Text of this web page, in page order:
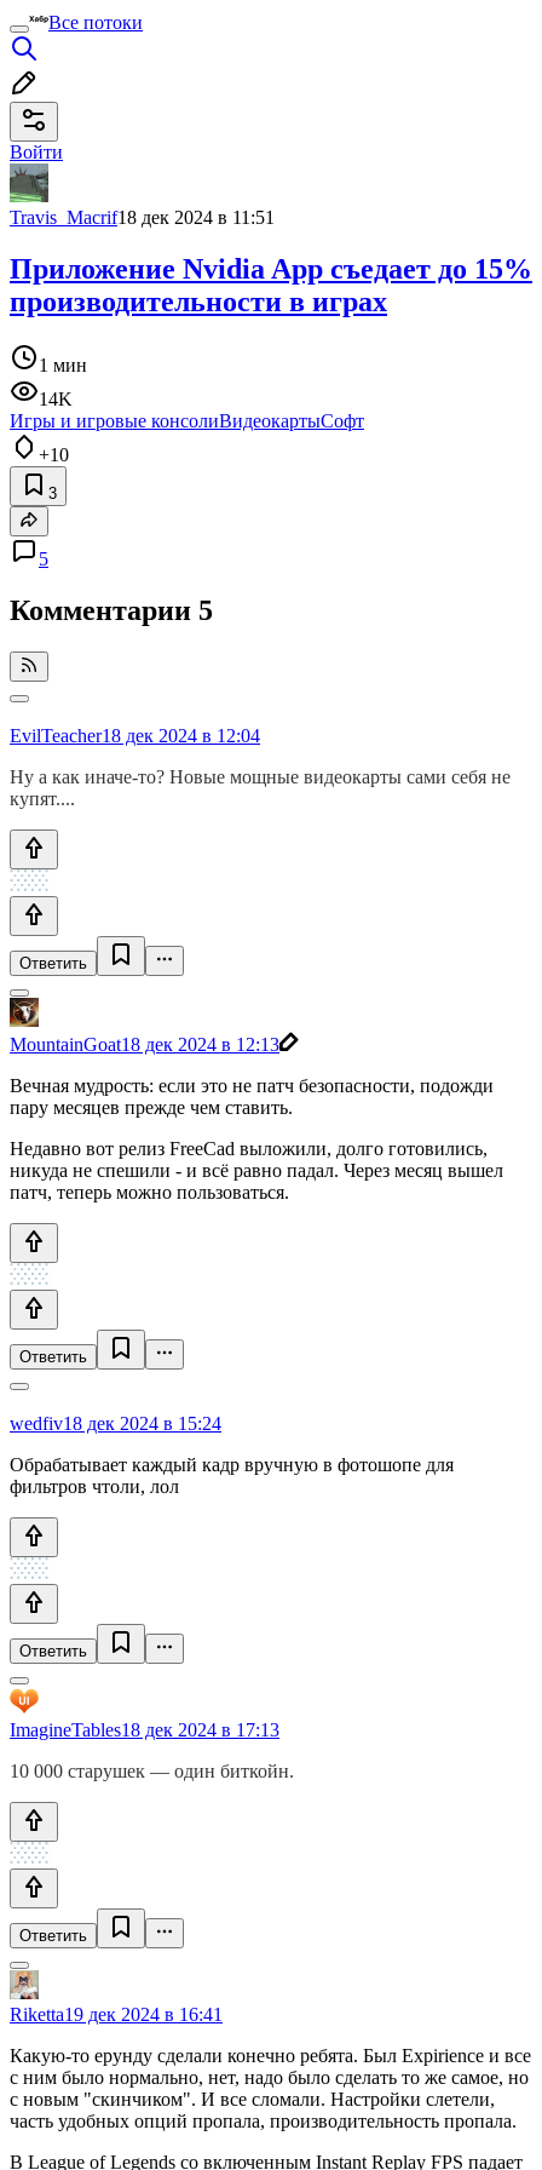
Все потоки
Войти
Travis_Macrif18 дек 2024 в 11:51
Приложение Nvidia App съедает до 15%
производительности в играх
1 мин
14K
Игры и игровые консолиВидеокартыСофт
+10
3
5
Комментарии 5
EvilTeacher18 дек 2024 в 12:04
Ну а как иначе-то? Новые мощные видеокарты сами себя не
купят....
Ответить
MountainGoat18 дек 2024 в 12:13
Вечная мудрость: если это не патч безопасности, подожди
пару месяцев прежде чем ставить.
Недавно вот релиз FreeCad выложили, долго готовились,
никуда не спешили - и всё равно падал. Через месяц вышел
патч, теперь можно пользоваться.
Ответить
wedfiv18 дек 2024 в 15:24
Обрабатывает каждый кадр вручную в фотошопе для
фильтров чтоли, лол
Ответить
ImagineTables18 дек 2024 в 17:13
10 000 старушек — один биткойн.
Ответить
Riketta19 дек 2024 в 16:41
Какую-то ерунду сделали конечно ребята. Был Expirience и все
с ним было нормально, нет, надо было сделать то же самое, но
с новым "скинчиком". И все сломали. Настройки слетели,
часть удобных опций пропала, производительность пропала.
В League of Legends со включенным Instant Replay FPS падает